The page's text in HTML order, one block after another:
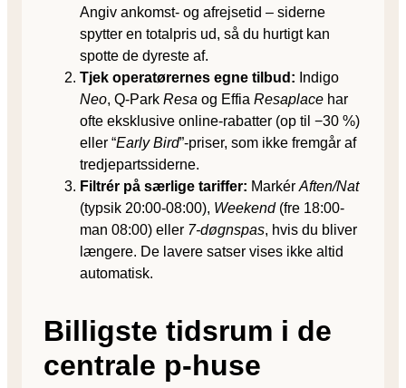
Angiv ankomst- og afrejsetid – siderne
spytter en totalpris ud, så du hurtigt kan
spotte de dyreste af.
Tjek operatørernes egne tilbud: Indigo
Neo, Q-Park Resa og Effia Resaplace har
ofte eksklusive online-rabatter (op til −30 %)
eller “Early Bird”-priser, som ikke fremgår af
tredjepartssiderne.
Filtrér på særlige tariffer: Markér Aften/Nat
(typsik 20:00-08:00), Weekend(fre 18:00-
man 08:00) eller 7-døgnspas, hvis du bliver
længere. De lavere satser vises ikke altid
automatisk.
Billigste tidsrum i de
centrale p-huse